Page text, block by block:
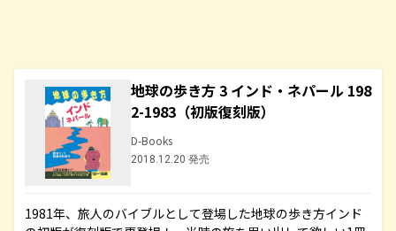
地球の歩き方 3 インド・ネパール 198
2-1983（初版復刻版）
D-Books
2018.12.20 発売
1981年、旅人のバイブルとして登場した地球の歩き方インド